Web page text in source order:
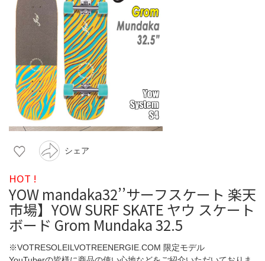
シェア
HOT !
YOW mandaka32’’サーフスケート 楽天
市場】YOW SURF SKATE ヤウ スケート
ボード Grom Mundaka 32.5
※VOTRESOLEILVOTREENERGIE.COM 限定モデル